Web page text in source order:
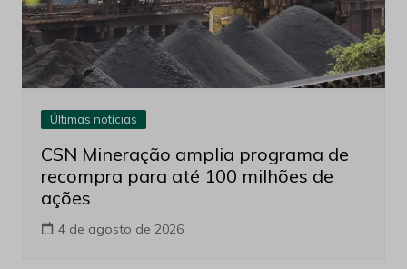
Últimas notícias
CSN Mineração amplia programa de
recompra para até 100 milhões de
ações
4 de agosto de 2026